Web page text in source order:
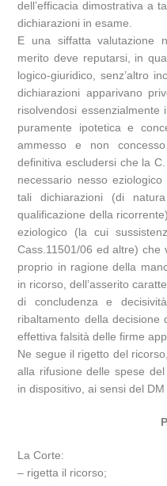
dell’efficacia dimostrativa a
dichiarazioni in esame.
E una siffatta valutazione
merito deve reputarsi, in
logico-giuridico, senz’altro
dichiarazioni apparivano
risolvendosi
puramente ipotetica e
ammesso e non
definitiva escludersi che la
necessario nesso
tali dichiarazioni (di natura
qualificazione della
eziologico (la cui
Cass.11501/06 ed altre) che
proprio in ragione della
in ricorso, dell’asserito
di concludenza e
ribaltamento della decisione
effettiva falsità delle firme
Ne segue il rigetto del
alla rifusione delle spese
in dispositivo, ai sensi del
La Corte:
– rigetta il ricorso;